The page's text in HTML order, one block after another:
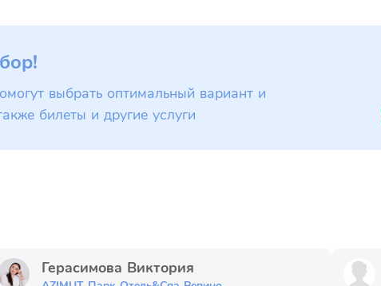
выбрать оптимальный вариант и
билеты и другие услуги
Герасимова Виктория